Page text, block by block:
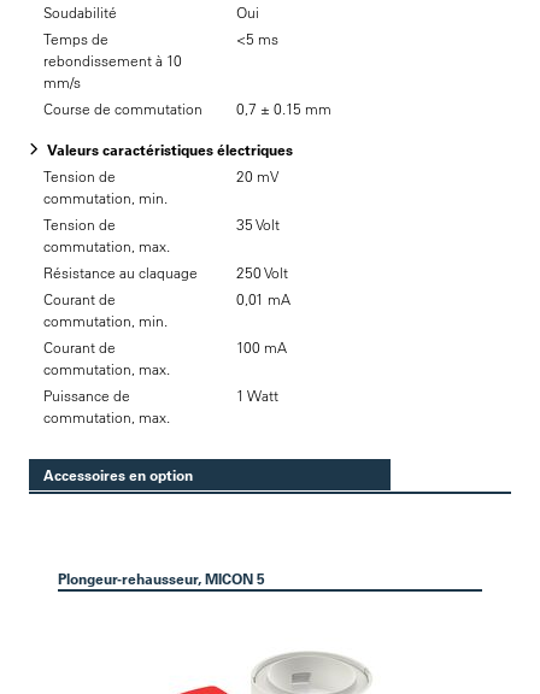
Soudabilité
Oui
Temps de
rebondissement à 10
mm/s
<5 ms
Course de commutation 0,7 ± 0.15 mm
Valeurs caractéristiques électriques
Tension de
commutation, min.
20 mV
Tension de
commutation, max.
35 Volt
Résistance au claquage
250 Volt
Courant de
commutation, min.
0,01 mA
Courant de
commutation, max.
100 mA
Puissance de
commutation, max.
1 Watt
Accessoires en option
Plongeur-rehausseur, MICON 5